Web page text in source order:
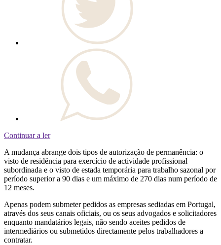
Continuar a ler
A mudança abrange dois tipos de autorização de permanência: o
visto de residência para exercício de actividade profissional
subordinada e o visto de estada temporária para trabalho sazonal por
período superior a 90 dias e um máximo de 270 dias num período de
12 meses.
Apenas podem submeter pedidos as empresas sediadas em Portugal,
através dos seus canais oficiais, ou os seus advogados e solicitadores
enquanto mandatários legais, não sendo aceites pedidos de
intermediários ou submetidos directamente pelos trabalhadores a
contratar.